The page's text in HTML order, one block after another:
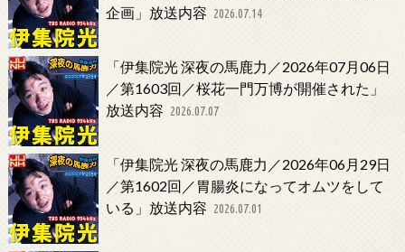
企画」放送内容 2026.07.14
「伊集院光 深夜の馬鹿力／2026年07月06日
／第1603回／桜花一門万博が開催された」
放送内容 2026.07.07
「伊集院光 深夜の馬鹿力／2026年06月29日
／第1602回／胃腸炎になってオムツをして
いる」放送内容 2026.07.01